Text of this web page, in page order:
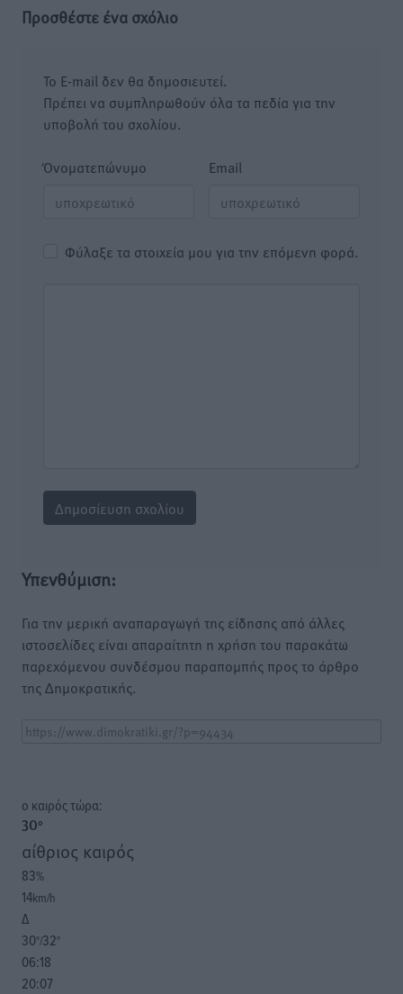
Προσθέστε ένα σχόλιο
Το E-mail δεν θα δημοσιευτεί.
Πρέπει να συμπληρωθούν όλα τα πεδία για την
υποβολή του σχολίου.
Όνοματεπώνυμο Email
Φύλαξε τα στοιχεία μου για την επόμενη φορά.
Υπενθύμιση:
Για την μερική αναπαραγωγή της είδησης από άλλες
ιστοσελίδες είναι απαραίτητη η χρήση του παρακάτω
παρεχόμενου συνδέσμου παραπομπής προς το άρθρο
της Δημοκρατικής.
o καιρός τώρα:
30°
αίθριος καιρός
83%
14km/h
Δ
30°/32°
06:18
20:07